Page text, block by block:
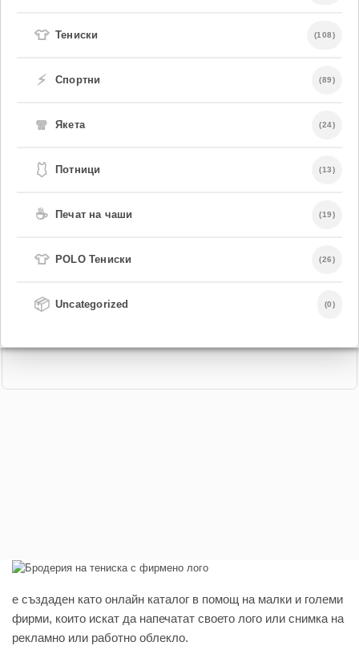
👕 Тениски (108)
⚡ Спортни (89)
🧣 Якета (24)
🩱 Потници (13)
☕ Печат на чаши (19)
👕 POLO Тениски (26)
📦 Uncategorized (0)
e създаден като онлайн каталог в помощ на малки и големи
фирми, които искат да напечатат своето лого или снимка на
рекламно или работно облекло.